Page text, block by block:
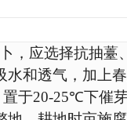
，应选择抗抽薹
水和透气，加上
于20-25℃下催